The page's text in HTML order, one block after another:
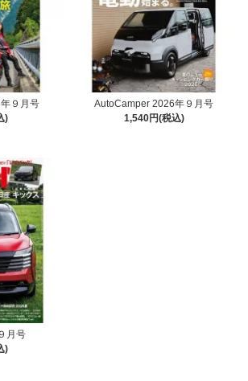
９月号
)
AutoCamper 2026年９月号
1,540円(税込)
月号
)